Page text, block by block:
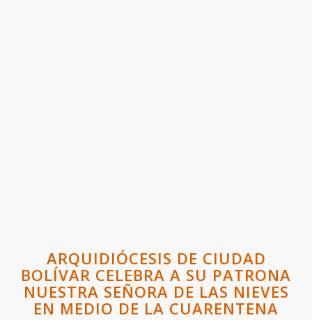
ARQUIDIÓCESIS DE CIUDAD
BOLÍVAR CELEBRA A SU PATRONA
NUESTRA SEÑORA DE LAS NIEVES
EN MEDIO DE LA CUARENTENA